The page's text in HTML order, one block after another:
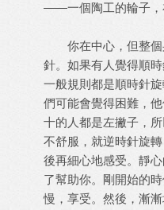
——一個陶工的輪子，
你在中心，但整個
針。如果有人覺得順
一般規則都是順時針
們可能會覺得困難，
十的人都是左撇子，
不舒服，就逆時針旋
後再細心地感受。靜
了幫助你。剛開始的
慢，享受。然後，漸